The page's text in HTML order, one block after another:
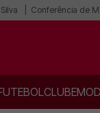
Conferência de
CLUBE